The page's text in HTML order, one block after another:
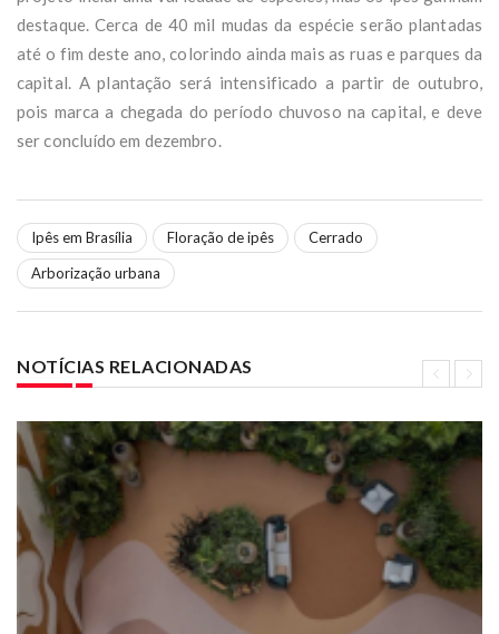
destaque. Cerca de 40 mil mudas da espécie serão plantadas
até o fim deste ano, colorindo ainda mais as ruas e parques da
capital. A plantação será intensificado a partir de outubro,
pois marca a chegada do período chuvoso na capital, e deve
ser concluído em dezembro.
Ipês em Brasília Floração de ipês
Cerrado
Arborização urbana
NOTÍCIAS RELACIONADAS